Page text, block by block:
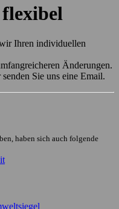
flexibel
Ihren individuellen
Änderungen.
Sie uns eine Email.
haben sich auch folgende